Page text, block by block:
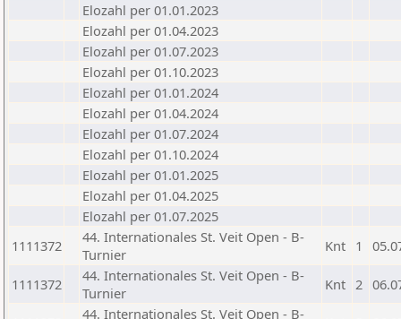
Elozahl per 01.01.2023
Elozahl per 01.04.2023
Elozahl per 01.07.2023
Elozahl per 01.10.2023
Elozahl per 01.01.2024
Elozahl per 01.04.2024
Elozahl per 01.07.2024
Elozahl per 01.10.2024
Elozahl per 01.01.2025
Elozahl per 01.04.2025
Elozahl per 01.07.2025
1111372
44. Internationales St. Veit Open - B-
Turnier
Knt 1
1111372
44. Internationales St. Veit Open - B-
Turnier
Knt 2
44. Internationales St. Veit Open - B-